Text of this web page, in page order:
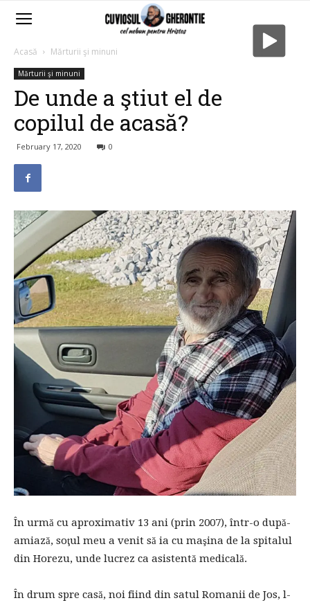
Acasă Mărturii şi minuni
Mărturii şi minuni
De unde a ştiut el de
copilul de acasă?
February 17, 2020 0
În urmă cu aproximativ 13 ani (prin 2007), într-o după-
amiază, soţul meu a venit să ia cu maşina de la spitalul
din Horezu, unde lucrez ca asistentă medicală.
În drum spre casă, noi fiind din satul Romanii de Jos, l-